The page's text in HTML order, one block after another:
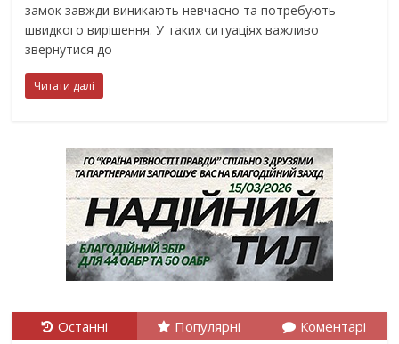
замок завжди виникають невчасно та потребують
швидкого вирішення. У таких ситуаціях важливо
звернутися до
Читати далі
Останні Популярні Коментарі